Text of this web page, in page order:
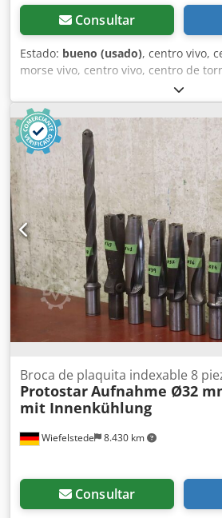
Consultar
Estado: bueno (usado), centro vivo,
morse vivo, centro vivo, centro de
cono de centrado Credpfswa Ix Iex
/ desconocido, puntas centrales
Röhm 108H MK4 / 108HVL MK4 / 3x
-Grabación: MK4 -Precio/Entrega:
de transporte: 290/230/H80 mm -
Wiefelstede 8.430 km
Broca de plaquita indexable 8
ProtostarAufnahme Ø32
mit Innenkühlung
Consultar